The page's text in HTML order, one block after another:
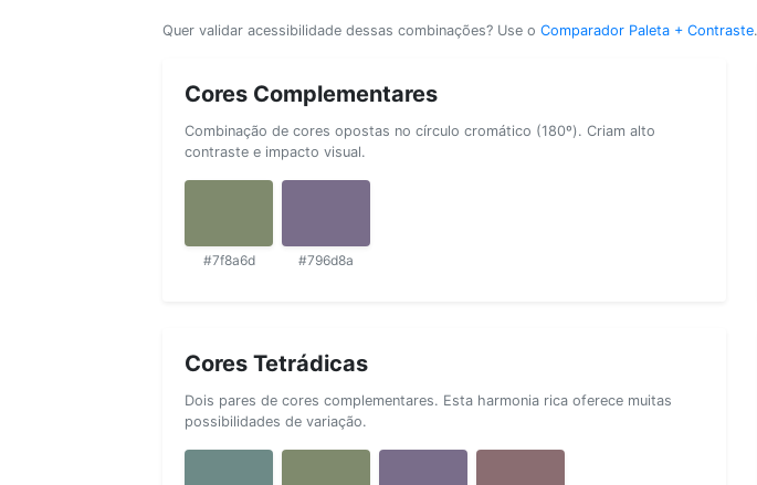
Quer validar acessibilidade dessas combinações? Use o Comparador Paleta + Contraste.
Cores Complementares
Combinação de cores opostas no círculo cromático (180º). Criam alto
contraste e impacto visual.
#7f8a6d #796d8a
Cores Tetrádicas
Dois pares de cores complementares. Esta harmonia rica oferece muitas
possibilidades de variação.